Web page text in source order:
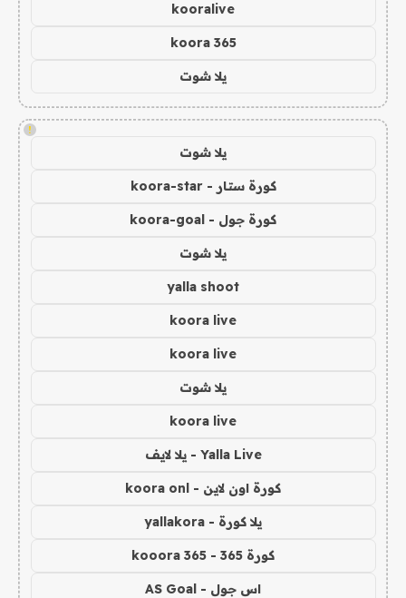
kooralive
koora 365
يلا شوت
!
يلا شوت
كورة ستار - koora-star
كورة جول - koora-goal
يلا شوت
yalla shoot
koora live
koora live
يلا شوت
koora live
Yalla Live - يلا لايف
كورة اون لاين - koora onl
يلا كورة - yallakora
كورة 365 - kooora 365
اس جول - AS Goal